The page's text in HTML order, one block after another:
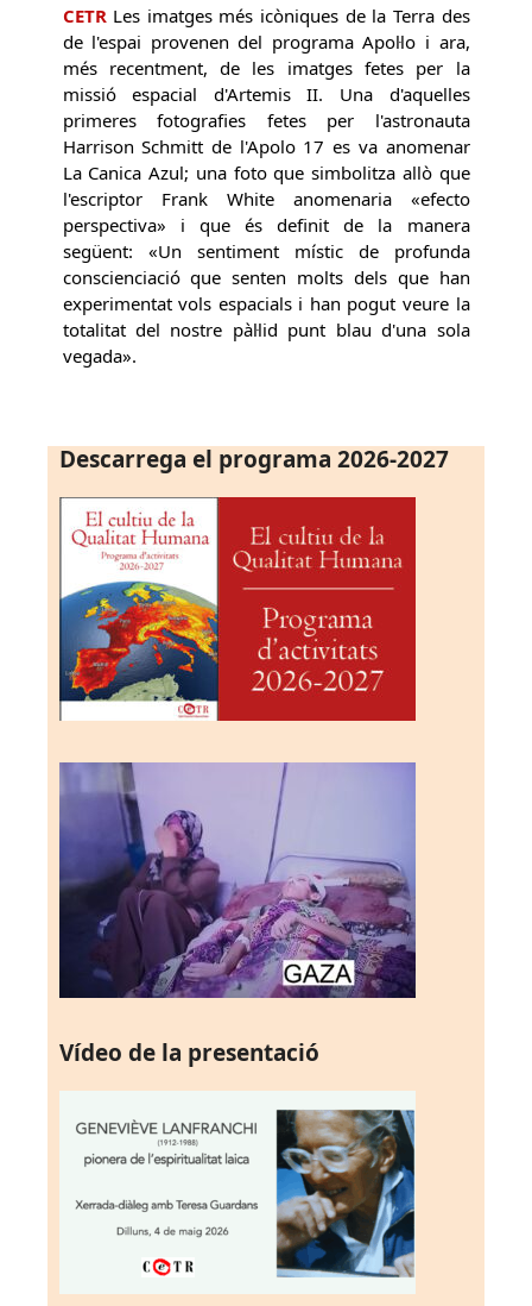
CETRLes imatges més icòniques de la Terra des
de l'espai provenen del programa Apol·lo i ara,
més recentment, de les imatges fetes per la
missió espacial d'Artemis II. Una d'aquelles
primeres fotografies fetes per l'astronauta
Harrison Schmitt de l'Apolo 17 es va anomenar
La Canica Azul; una foto que simbolitza allò que
l'escriptor Frank White anomenaria «efecto
perspectiva» i que és definit de la manera
següent: «Un sentiment místic de profunda
conscienciació que senten molts dels que han
experimentat vols espacials i han pogut veure la
totalitat del nostre pàl·lid punt blau d'una sola
vegada».
Descarrega el programa 2026-2027
Vídeo de la presentació